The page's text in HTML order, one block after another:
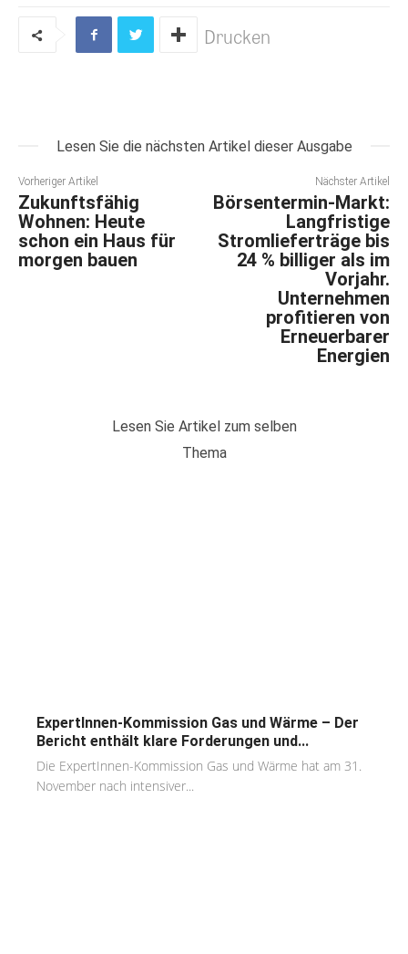
Drucken
Lesen Sie die nächsten Artikel dieser Ausgabe
Vorheriger Artikel
Zukunftsfähig
Wohnen: Heute
schon ein Haus für
morgen bauen
Nächster Artikel
Börsentermin-Markt:
Langfristige
Stromlieferträge bis
24 % billiger als im
Vorjahr.
Unternehmen
profitieren von
Erneuerbarer
Energien
Lesen Sie Artikel zum selben
Thema
ExpertInnen-Kommission Gas und Wärme – Der
Bericht enthält klare Forderungen und...
Die ExpertInnen-Kommission Gas und Wärme hat am 31.
November nach intensiver...